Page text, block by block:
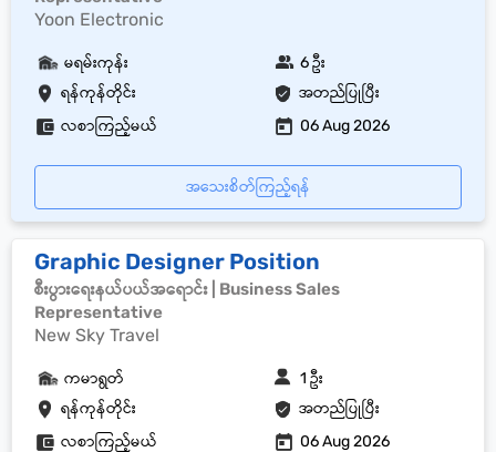
Yoon Electronic
ရန်ကုန်တိုင်း အတည်ပြုပြီး
မရမ်းကုန်း 6 ဦး
လစာကြည့်မယ် 06 Aug 2026
အသေးစိတ်ကြည့်ရန်
Graphic Designer Position
စီးပွားရေးနယ်ပယ်အရောင်း | Business Sales
Representative
New Sky Travel
ရန်ကုန်တိုင်း အတည်ပြုပြီး
ကမာရွတ် 1 ဦး
လစာကြည့်မယ် 06 Aug 2026